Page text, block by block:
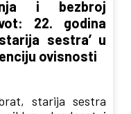
i bezbroj
22. godina
sestra’ u
ovisnosti
starija sestra